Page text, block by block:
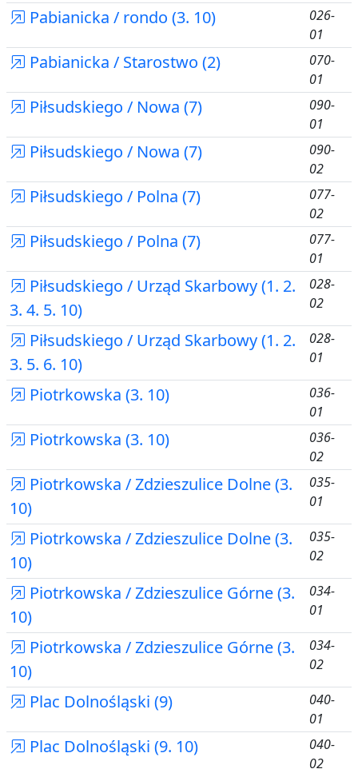
Pabianicka / rondo (3. 10)
026-
01
Pabianicka / Starostwo (2)
070-
01
Piłsudskiego / Nowa (7)
090-
01
Piłsudskiego / Nowa (7)
090-
02
Piłsudskiego / Polna (7)
077-
02
Piłsudskiego / Polna (7)
077-
01
Piłsudskiego / Urząd Skarbowy (1. 2.
3. 4. 5. 10)
028-
02
Piłsudskiego / Urząd Skarbowy (1. 2.
3. 5. 6. 10)
028-
01
Piotrkowska (3. 10)
036-
01
Piotrkowska (3. 10)
036-
02
Piotrkowska / Zdzieszulice Dolne (3.
10)
035-
01
Piotrkowska / Zdzieszulice Dolne (3.
10)
035-
02
Piotrkowska / Zdzieszulice Górne (3.
10)
034-
01
Piotrkowska / Zdzieszulice Górne (3.
10)
034-
02
Plac Dolnośląski (9)
040-
01
Plac Dolnośląski (9. 10)
040-
02